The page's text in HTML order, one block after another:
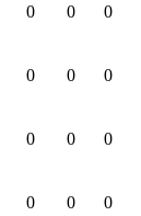
0 0 0
0 0 0
0 0 0
0 0 0